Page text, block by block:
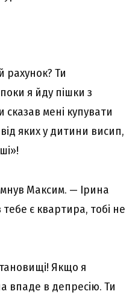
рахунок? Ти
я йду пішки з
мені купувати
яких у дитини висип,
Максим. — Ірина
є квартира, тобі не
Якщо я
впаде в депресію. Ти